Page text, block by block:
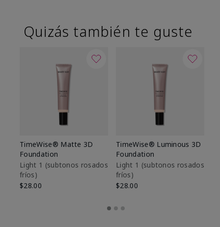
Quizás también te guste
TimeWise® Matte 3D
Foundation
Light 1​ (subtonos rosados
fríos)
$28.00
TimeWise® Luminous 3D
Foundation
Light 1​ (subtonos rosados
fríos)
$28.00